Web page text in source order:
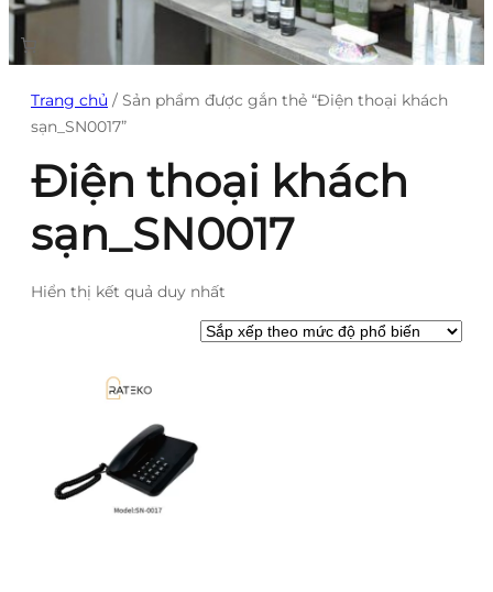
Trang chủ / Sản phẩm được gắn thẻ “Điện thoại khách
sạn_SN0017”
Điện thoại khách
sạn_SN0017
Hiển thị kết quả duy nhất